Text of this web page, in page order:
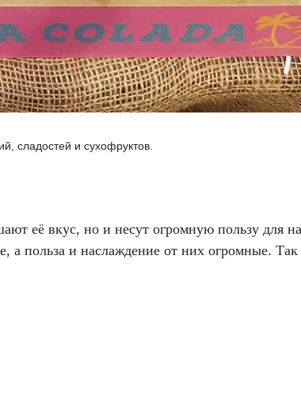
сладостей и сухофруктов.
её вкус, но и несут огромную пользу для
а польза и наслаждение от них огромные.